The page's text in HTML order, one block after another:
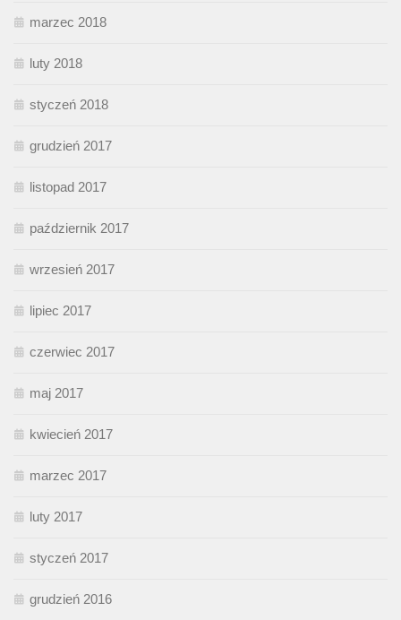
marzec 2018
luty 2018
styczeń 2018
grudzień 2017
listopad 2017
październik 2017
wrzesień 2017
lipiec 2017
czerwiec 2017
maj 2017
kwiecień 2017
marzec 2017
luty 2017
styczeń 2017
grudzień 2016